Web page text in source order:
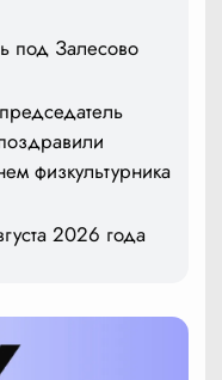
под Залесово
физкультурника
2026 года